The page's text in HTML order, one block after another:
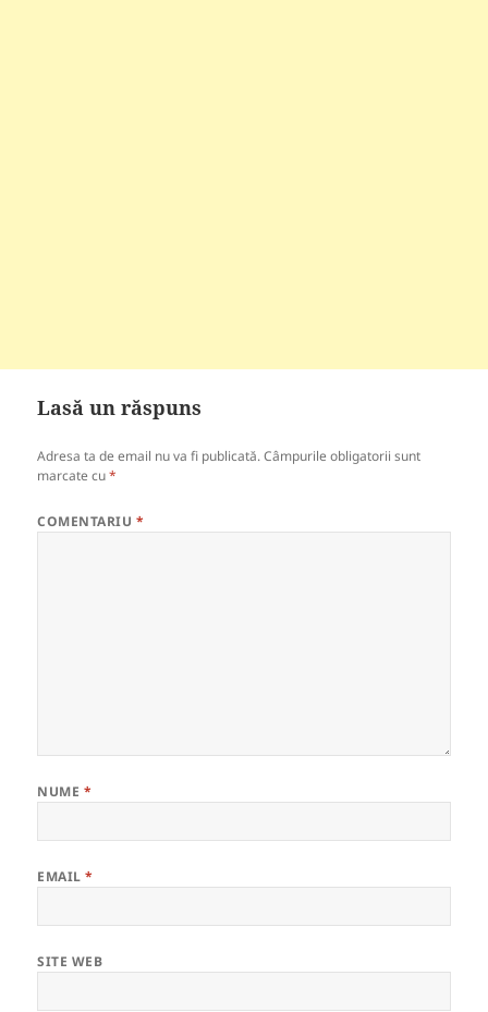
Lasă un răspuns
Adresa ta de email nu va fi publicată. Câmpurile obligatorii sunt
marcate cu*
COMENTARIU *
NUME *
EMAIL*
SITE WEB